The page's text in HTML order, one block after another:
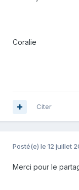
Coralie
Citer
Posté(e) le 12 juillet
Merci pour le